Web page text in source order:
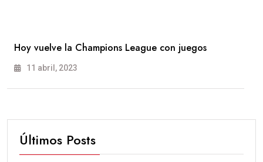
Hoy vuelve la Champions League con juegos
11 abril, 2023
Últimos Posts